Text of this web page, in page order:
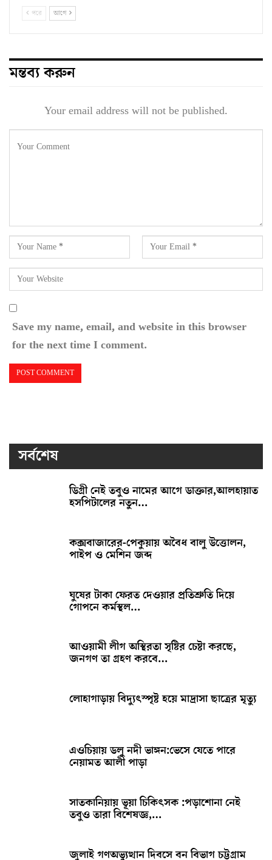
পরে আগে
মন্তব্য করুন
Your email address will not be published.
Save my name, email, and website in this browser
for the next time I comment.
সর্বশেষ
ডিগ্রী নেই তবুও নামের আগে ডাক্তার,আলহায়াত
হসপিটালের নতুন…
কক্সবাজারের-পেকুয়ায় অবৈধ বালু উত্তোলন,
পাইপ ও মেশিন জব্দ
ঘুষের টাকা ফেরত দেওয়ার প্রতিশ্রুতি দিয়ে
গোপনে কর্মস্থল…
আওয়ামী লীগ অস্থিরতা সৃষ্টির চেষ্টা করছে,
জনগণ তা গ্রহণ করবে…
লোহাগাড়ায় বিদ্যুৎস্পৃষ্ট হয়ে মাদ্রাসা ছাত্রের মৃত্যু
এওচিয়ায় ডলু নদী ভাঙ্গন:ভেসে যেতে পারে
নেয়ামত আলী পাড়া
সাতকানিয়ায় ভূয়া চিকিৎসক :পড়াশোনা নেই
তবুও তারা বিশেষজ্ঞ,…
জুলাই গণঅভ্যুত্থান দিবসে বন বিভাগ চট্টগ্রাম